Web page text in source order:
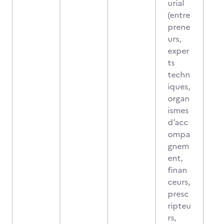
urial
(entre
prene
urs,
exper
ts
techn
iques,
organ
ismes
d’acc
ompa
gnem
ent,
finan
ceurs,
presc
ripteu
rs,